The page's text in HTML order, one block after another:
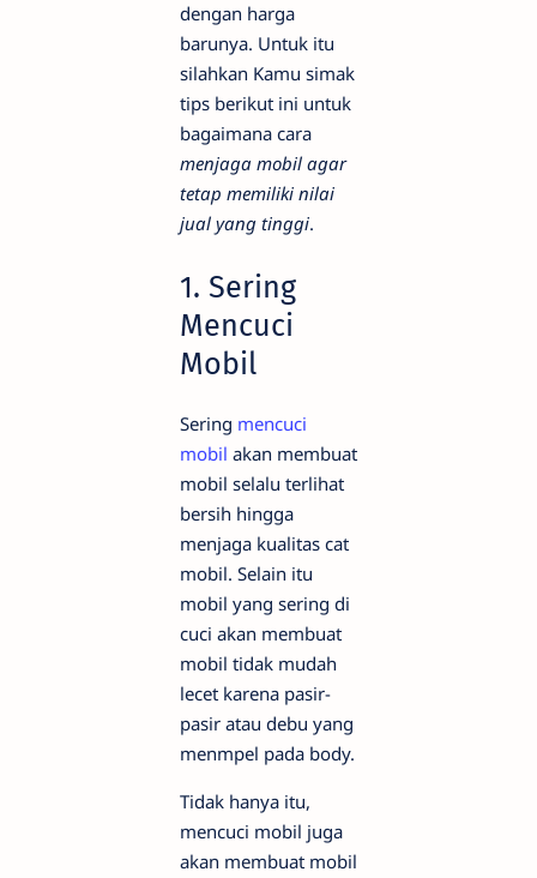
dengan harga
barunya. Untuk itu
silahkan Kamu simak
tips berikut ini untuk
bagaimana cara
menjaga mobil agar
tetap memiliki nilai
jual yang tinggi.
1. Sering
Mencuci
Mobil
Sering mencuci
mobil akan membuat
mobil selalu terlihat
bersih hingga
menjaga kualitas cat
mobil. Selain itu
mobil yang sering di
cuci akan membuat
mobil tidak mudah
lecet karena pasir-
pasir atau debu yang
menmpel pada body.
Tidak hanya itu,
mencuci mobil juga
akan membuat mobil